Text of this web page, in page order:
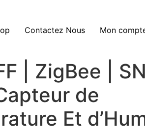
Contactez Nous Mon
| ZigBee |
de
Et